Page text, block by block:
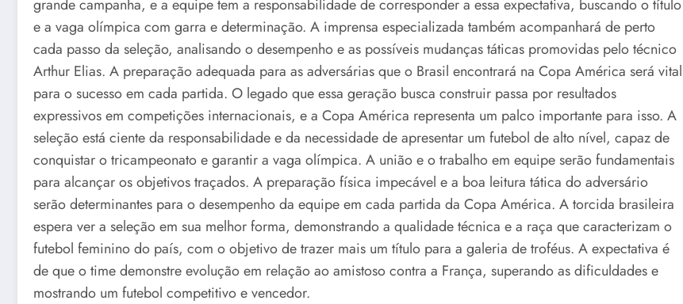
grande campanha, e a equipe tem a responsabilidade de corresponder a essa expectativa, buscando o título
e a vaga olímpica com garra e determinação. A imprensa especializada também acompanhará de perto
cada passo da seleção, analisando o desempenho e as possíveis mudanças táticas promovidas pelo técnico
Arthur Elias. A preparação adequada para as adversárias que o Brasil encontrará na Copa América será vital
para o sucesso em cada partida. O legado que essa geração busca construir passa por resultados
expressivos em competições internacionais, e a Copa América representa um palco importante para isso. A
seleção está ciente da responsabilidade e da necessidade de apresentar um futebol de alto nível, capaz de
conquistar o tricampeonato e garantir a vaga olímpica. A união e o trabalho em equipe serão fundamentais
para alcançar os objetivos traçados. A preparação física impecável e a boa leitura tática do adversário
serão determinantes para o desempenho da equipe em cada partida da Copa América. A torcida brasileira
espera ver a seleção em sua melhor forma, demonstrando a qualidade técnica e a raça que caracterizam o
futebol feminino do país, com o objetivo de trazer mais um título para a galeria de troféus. A expectativa é
de que o time demonstre evolução em relação ao amistoso contra a França, superando as dificuldades e
mostrando um futebol competitivo e vencedor.